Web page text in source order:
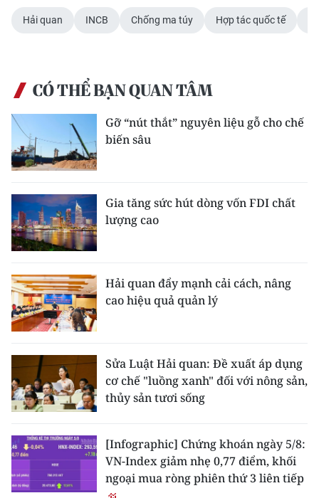
Hải quan INCB Chống ma túy Hợp tác quốc tế
CÓ THỂ BẠN QUAN TÂM
Gỡ “nút thắt” nguyên liệu gỗ cho chế
biến sâu
Gia tăng sức hút dòng vốn FDI chất
lượng cao
Hải quan đẩy mạnh cải cách, nâng
cao hiệu quả quản lý
Sửa Luật Hải quan: Đề xuất áp dụng
cơ chế "luồng xanh" đối với nông sản,
thủy sản tươi sống
[Infographic] Chứng khoán ngày 5/8:
VN-Index giảm nhẹ 0,77 điểm, khối
ngoại mua ròng phiên thứ 3 liên tiếp